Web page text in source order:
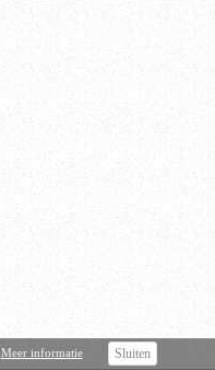
Meer informatie Sluiten